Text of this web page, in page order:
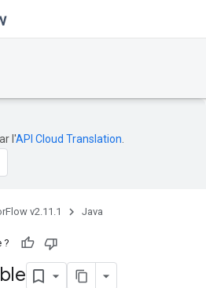
l'API Cloud Translation
v2.11.1 Java
?